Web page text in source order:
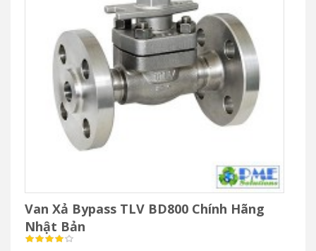
Van Xả Bypass TLV BD800 Chính Hãng
Nhật Bản